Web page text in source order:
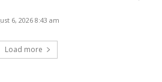
6, 2026 8:43 am
Load more